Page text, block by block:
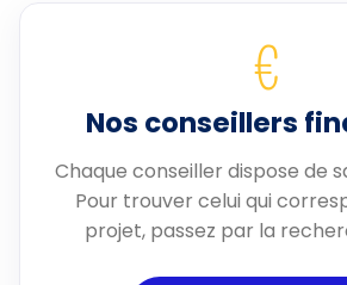
€
Nos conseillers
Chaque conseiller dispose de
Pour trouver celui qui
projet, passez par la